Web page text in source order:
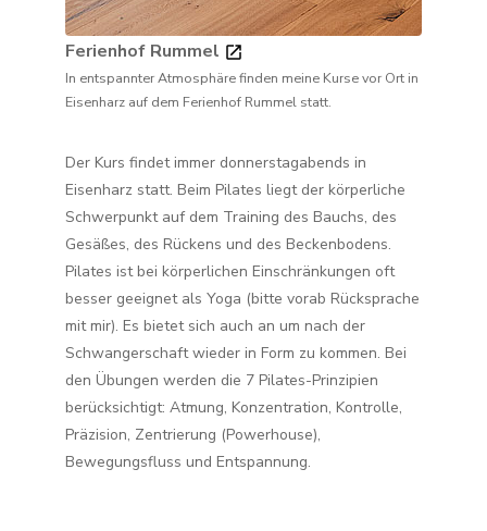
Ferienhof Rummel
In entspannter Atmosphäre finden meine Kurse vor Ort in
Eisenharz auf dem Ferienhof Rummel statt.
Der Kurs findet immer donnerstagabends in
Eisenharz statt. Beim Pilates liegt der körperliche
Schwerpunkt auf dem Training des Bauchs, des
Gesäßes, des Rückens und des Beckenbodens.
Pilates ist bei körperlichen Einschränkungen oft
besser geeignet als Yoga (bitte vorab Rücksprache
mit mir). Es bietet sich auch an um nach der
Schwangerschaft wieder in Form zu kommen. Bei
den Übungen werden die 7 Pilates-Prinzipien
berücksichtigt: Atmung, Konzentration, Kontrolle,
Präzision, Zentrierung (Powerhouse),
Bewegungsfluss und Entspannung.